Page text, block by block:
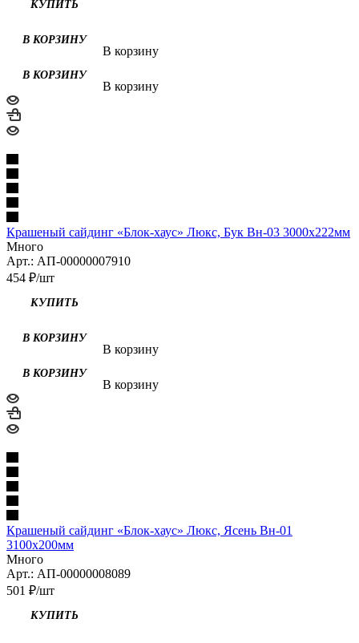
В корзину
В корзину
Крашеный сайдинг «Блок-хаус» Люкс, Бук Вн-03 3000х222мм
Много
Арт.: АП-00000007910
454 ₽/шт
В корзину
В корзину
Крашеный сайдинг «Блок-хаус» Люкс, Ясень Вн-01
3100х200мм
Много
Арт.: АП-00000008089
501 ₽/шт